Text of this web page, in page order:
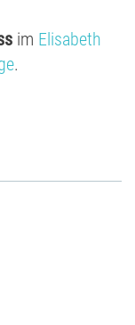
im Elisabeth
.